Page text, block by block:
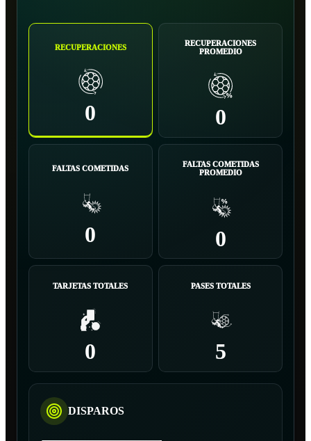
RECUPERACIONES
0
RECUPERACIONES
PROMEDIO
0
FALTAS COMETIDAS
0
FALTAS COMETIDAS
PROMEDIO
0
TARJETAS TOTALES
0
PASES TOTALES
5
DISPAROS